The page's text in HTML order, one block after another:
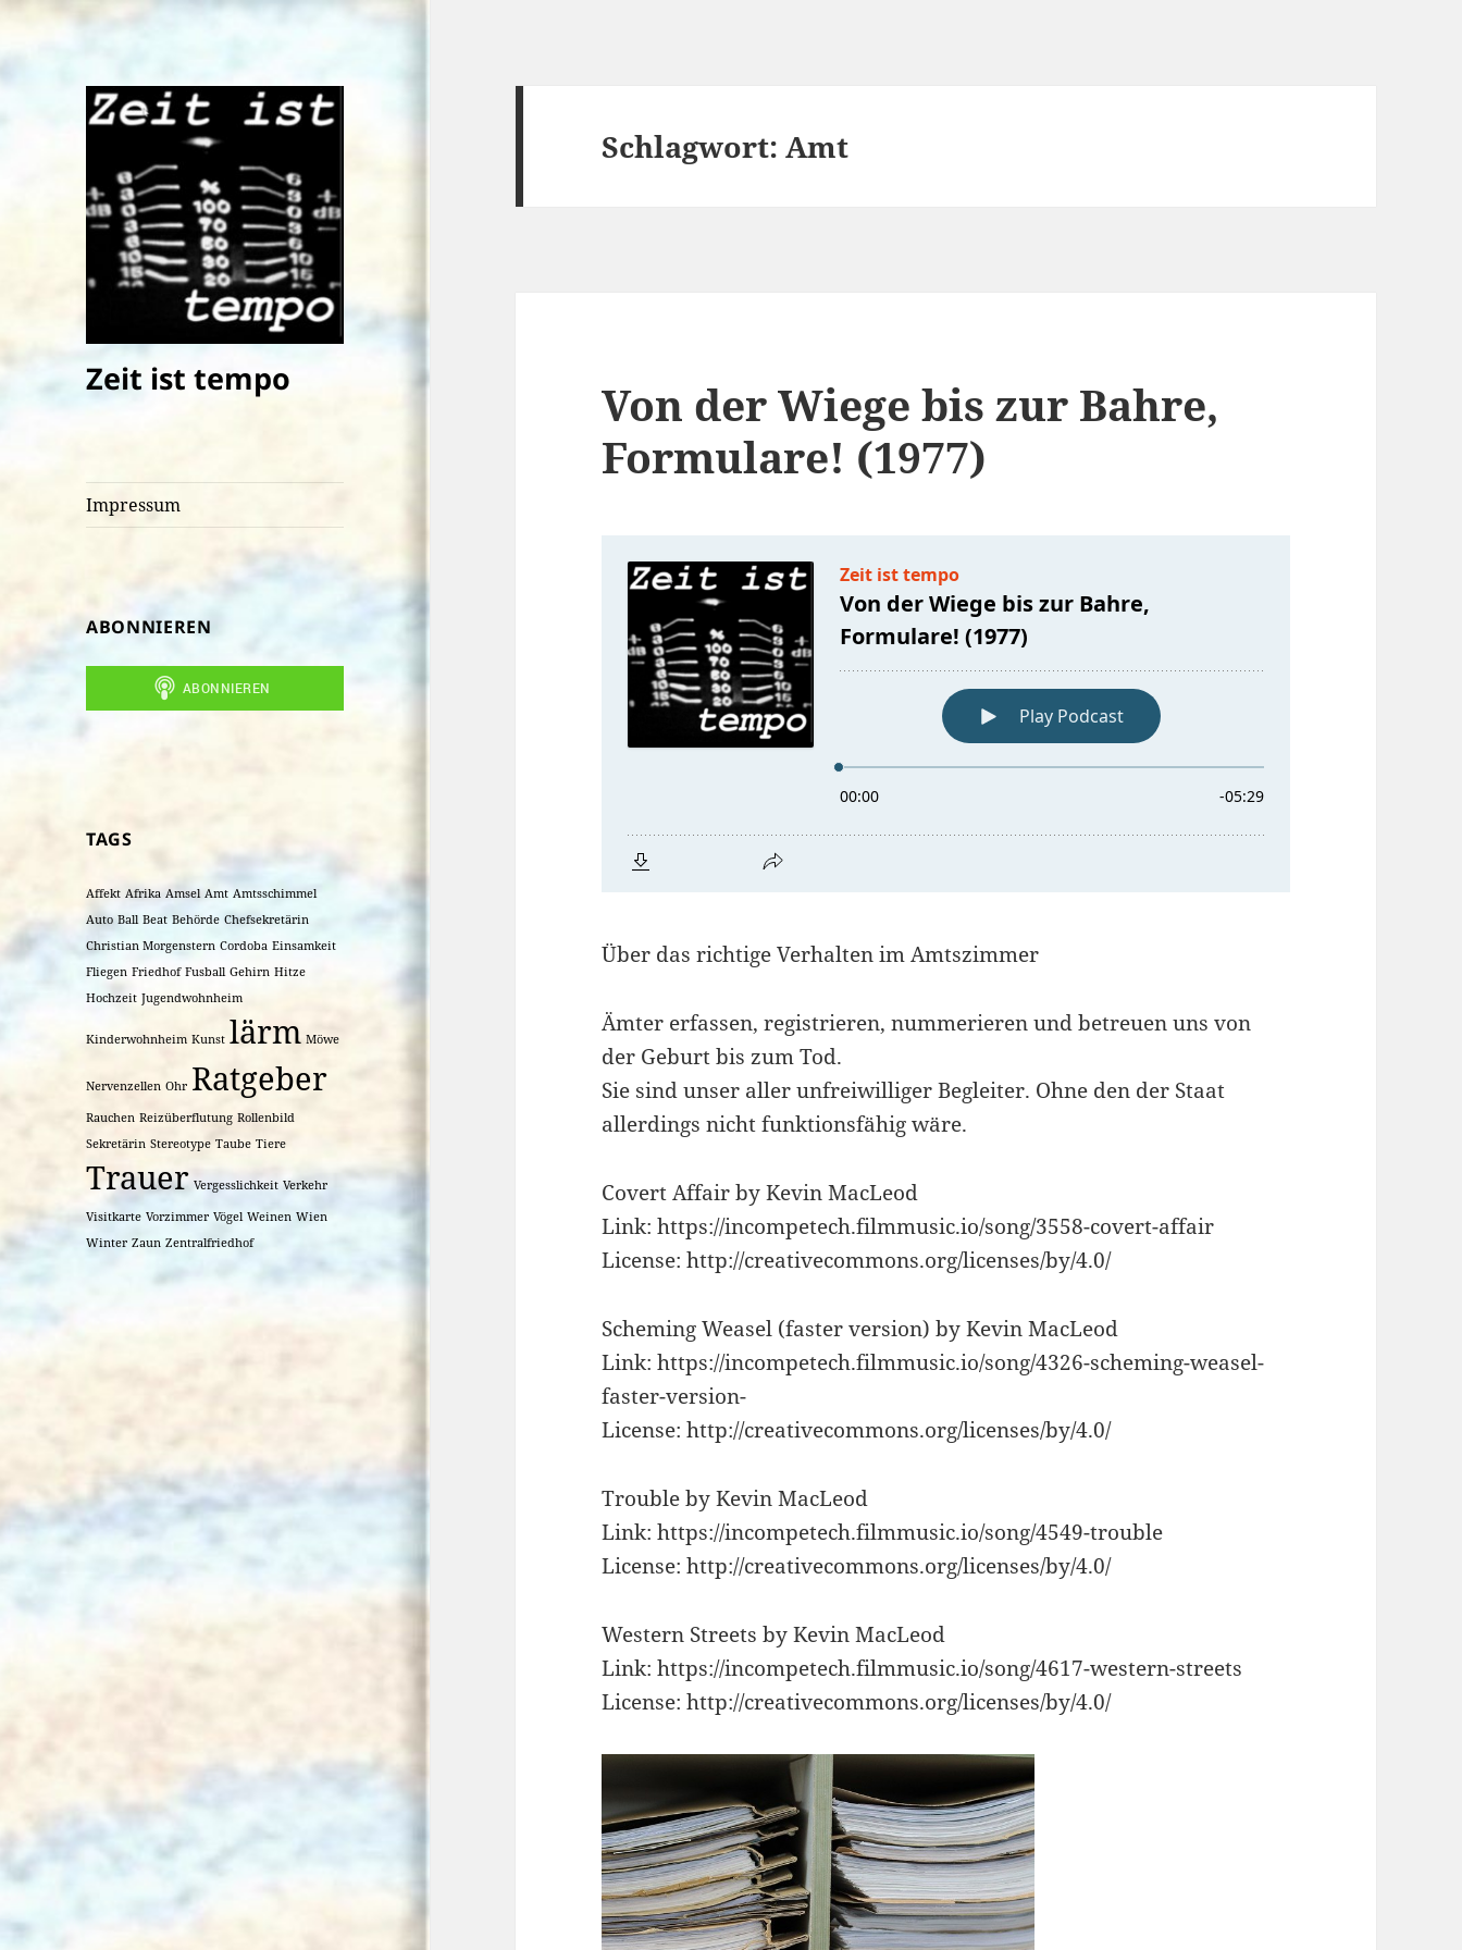
Zeit ist tempo
Impressum
ABONNIEREN
TAGS
Affekt Afrika Amsel Amt Amtsschimmel
Auto Ball Beat Behörde Chefsekretärin
Christian Morgenstern Cordoba Einsamkeit
Fliegen Friedhof Fusball Gehirn Hitze
Hochzeit Jugendwohnheim
Kinderwohnheim Kunst lärm Möwe
Nervenzellen Ohr Ratgeber
Rauchen Reizüberflutung Rollenbild
Sekretärin Stereotype Taube Tiere
Trauer Vergesslichkeit Verkehr
Visitkarte Vorzimmer Vögel Weinen Wien
Winter Zaun Zentralfriedhof
Schlagwort:Amt
Von der Wiege bis zur Bahre,
Formulare! (1977)
Über das richtige Verhalten im Amtszimmer
Ämter erfassen, registrieren, nummerieren und betreuen uns von
der Geburt bis zum Tod.
Sie sind unser aller unfreiwilliger Begleiter. Ohne den der Staat
allerdings nicht funktionsfähig wäre.
Covert Affair by Kevin MacLeod
Link: https://incompetech.filmmusic.io/song/3558-covert-affair
License: http://creativecommons.org/licenses/by/4.0/
Scheming Weasel (faster version) by Kevin MacLeod
Link: https://incompetech.filmmusic.io/song/4326-scheming-weasel-
faster-version-
License: http://creativecommons.org/licenses/by/4.0/
Trouble by Kevin MacLeod
Link: https://incompetech.filmmusic.io/song/4549-trouble
License: http://creativecommons.org/licenses/by/4.0/
Western Streets by Kevin MacLeod
Link: https://incompetech.filmmusic.io/song/4617-western-streets
License: http://creativecommons.org/licenses/by/4.0/